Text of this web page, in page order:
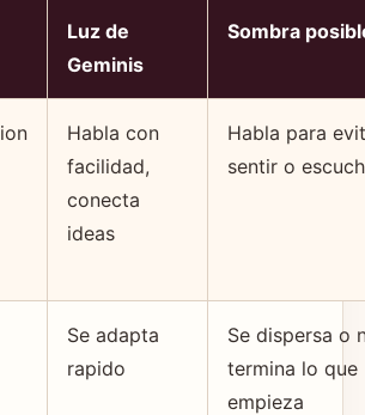
Luz de
Geminis
Sombra
Habla con
facilidad,
conecta
ideas
Habla para
sentir o
Se adapta
rapido
Se dispersa o
termina lo que
empieza